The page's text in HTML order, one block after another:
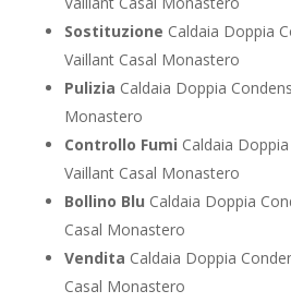
Sostituzione Caldaia Doppia
Vaillant Casal Monastero
Pulizia Caldaia Doppia
Monastero
Controllo Fumi Caldaia
Vaillant Casal Monastero
Bollino Blu Caldaia Doppia
Casal Monastero
Vendita Caldaia Doppia
Casal Monastero